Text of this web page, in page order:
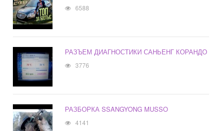
6588
РАЗЪЕМ ДИАГНОСТИКИ САНЬЕНГ КОРАНДО
3776
РАЗБОРКА SSANGYONG MUSSO
4141